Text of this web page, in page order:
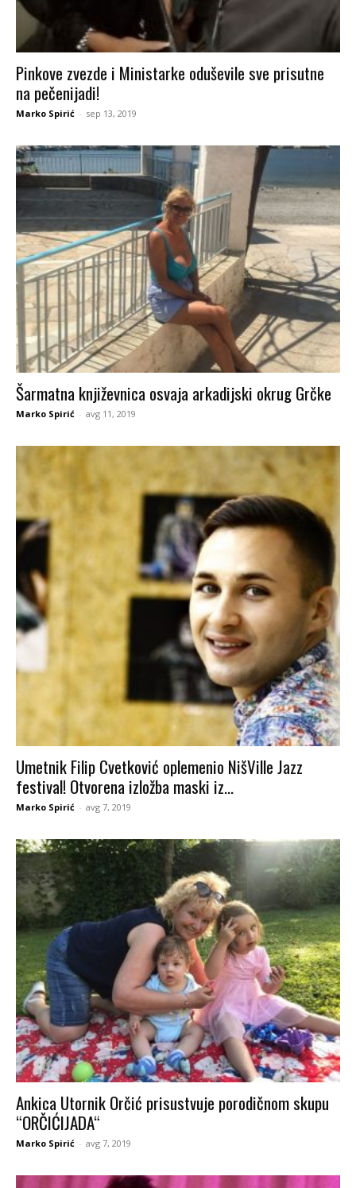
Pinkove zvezde i Ministarke oduševile sve prisutne
na pečenijadi!
Marko Spirić - sep 13, 2019
Šarmatna književnica osvaja arkadijski okrug Grčke
Marko Spirić - avg 11, 2019
Umetnik Filip Cvetković oplemenio NišVille Jazz
festival! Otvorena izložba maski iz...
Marko Spirić - avg 7, 2019
Ankica Utornik Orčić prisustvuje porodičnom skupu
“ORČIĆIJADA“
Marko Spirić - avg 7, 2019